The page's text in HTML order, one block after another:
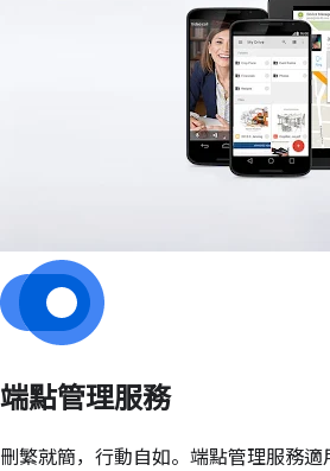
端點管理服務
刪繁就簡，行動自如。端點管理服務適